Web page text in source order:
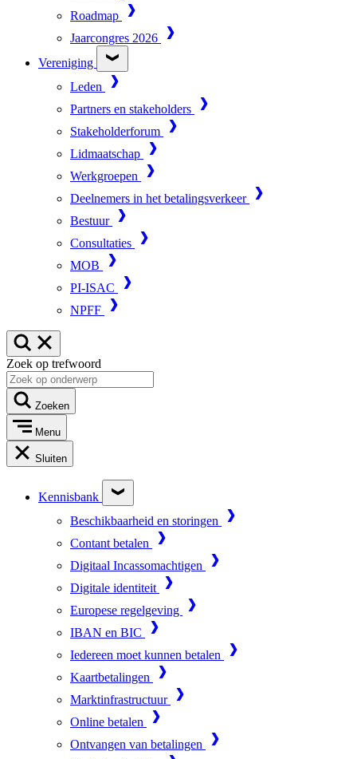
Roadmap
Jaarcongres 2026
Vereniging
Leden
Partners en stakeholders
Stakeholderforum
Lidmaatschap
Werkgroepen
Deelnemers in het betalingsverkeer
Bestuur
Consultaties
MOB
PI-ISAC
NPFF
Zoek op trefwoord
Zoeken
Menu
Sluiten
Kennisbank
Beschikbaarheid en storingen
Contant betalen
Digitaal Incassomachtigen
Digitale identiteit
Europese regelgeving
IBAN en BIC
Iedereen moet kunnen betalen
Kaartbetalingen
Marktinfrastructuur
Online betalen
Ontvangen van betalingen